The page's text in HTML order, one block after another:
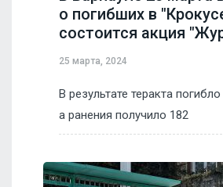
о погибших в
состоится акция
25 марта, 2024
В результате теракта
а ранения получило 182